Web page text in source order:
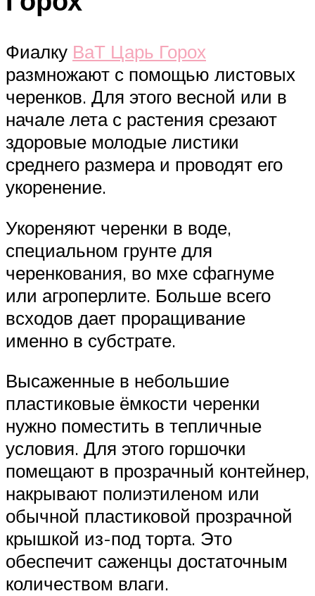
Фиалку ВаТ Царь Горох
размножают с помощью листовых
черенков. Для этого весной или в
начале лета с растения срезают
здоровые молодые листики
среднего размера и проводят его
укоренение.
Укореняют черенки в воде,
специальном грунте для
черенкования, во мхе сфагнуме
или агроперлите. Больше всего
всходов дает проращивание
именно в субстрате.
Высаженные в небольшие
пластиковые ёмкости черенки
нужно поместить в тепличные
условия. Для этого горшочки
помещают в прозрачный контейнер,
накрывают полиэтиленом или
обычной пластиковой прозрачной
крышкой из-под торта. Это
обеспечит саженцы достаточным
количеством влаги.